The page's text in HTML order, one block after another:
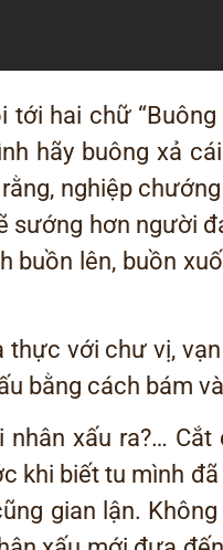
tới hai chữ
hãy buông xả
nghiệp
sướng hơn người
lên, buồn
với chư vị,
bằng cách bám
xấu ra?…
khi biết tu mình
gian lận.